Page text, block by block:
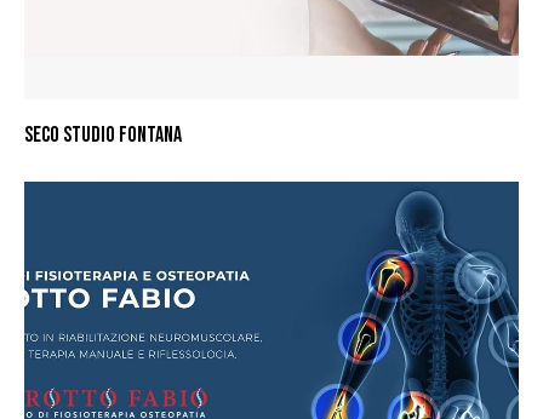
SECO STUDIO FONTANA